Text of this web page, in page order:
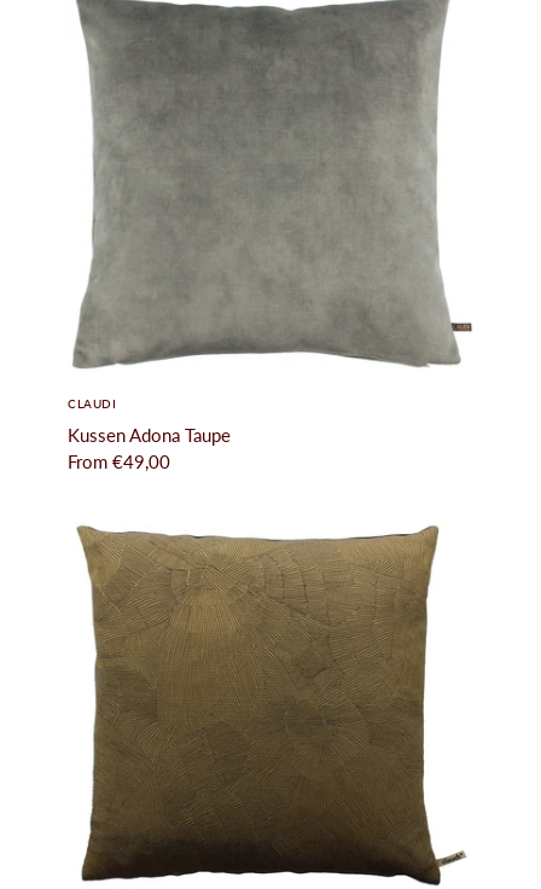
CLAUDI
Kussen Adona Taupe
From €49,00